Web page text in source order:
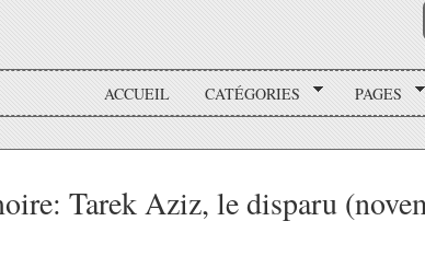
ACCUEIL CATÉGORIES PAGES
Tarek Aziz, le disparu